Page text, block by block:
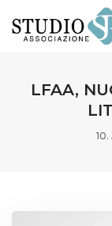
LFAA,
10.